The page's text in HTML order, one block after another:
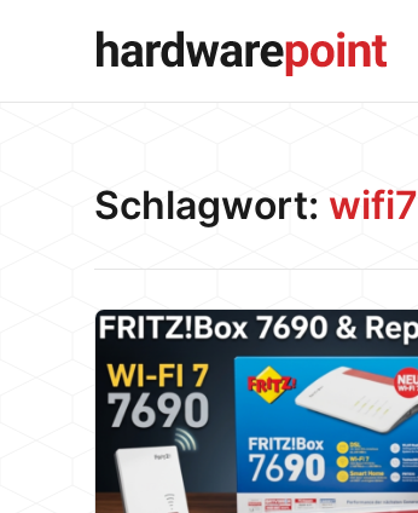
Schlagwort: wifi7